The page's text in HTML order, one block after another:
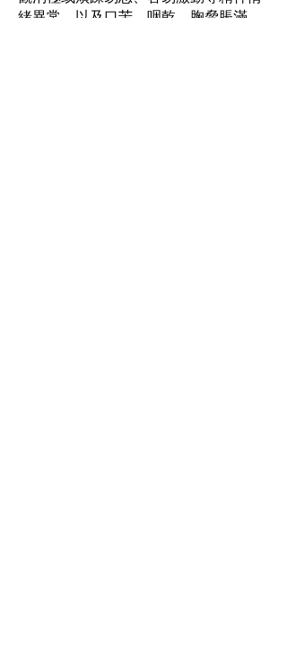
緒異常，以及口苦、咽乾、胸脅脹滿、